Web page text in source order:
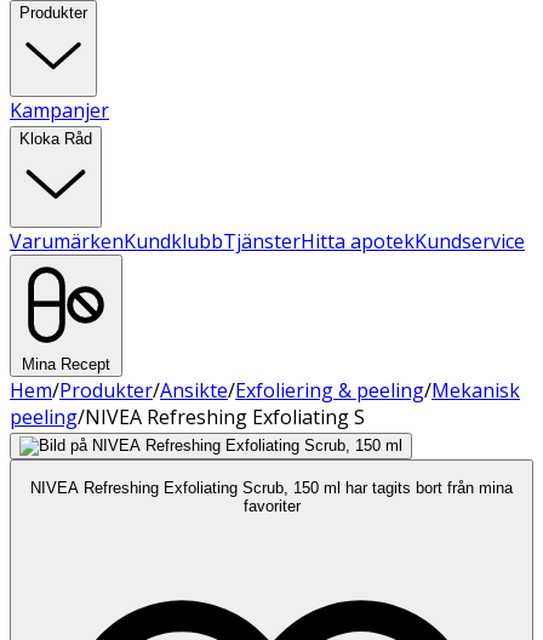
Produkter
Kampanjer
Kloka Råd
VarumärkenKundklubbTjänsterHitta apotekKundservice
Mina Recept
Hem/Produkter/Ansikte/Exfoliering & peeling/Mekanisk
peeling/NIVEA Refreshing Exfoliating S
NIVEA Refreshing Exfoliating Scrub, 150 ml har tagits bort från mina
favoriter